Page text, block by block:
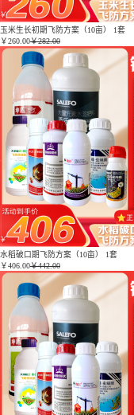
玉米生长初期飞防方案（10亩） 1套
￥260.00￥282.00
水稻破口期飞防方案（10亩） 1套
￥406.00￥442.00